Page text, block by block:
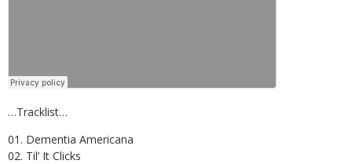
…Tracklist…
01. Dementia Americana
02. Til’ It Clicks